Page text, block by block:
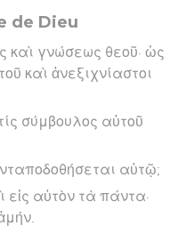
de Dieu
καὶ γνώσεως θεοῦ· ὡς
καὶ ἀνεξιχνίαστοι
σύμβουλος αὐτοῦ
αὐτῷ;
εἰς αὐτὸν τὰ πάντα·